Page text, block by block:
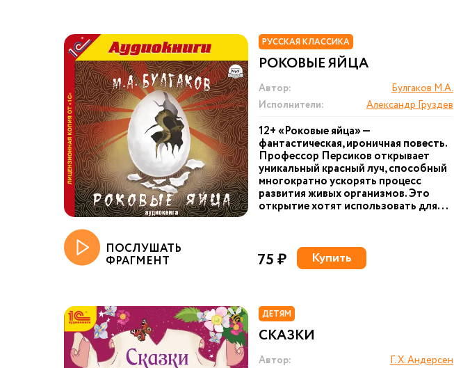
РУССКАЯ КЛАССИКА
РОКОВЫЕ ЯЙЦА
Автор:
Булгаков М.А.
Исполнители:
Александр Груздев
12+ «Роковые яйца» —
фантастическая, ироничная повесть.
Профессор Персиков открывает
уникальный красный луч, способный
многократно ускорять процесс
развития живых организмов. Это
открытие хотят использовать для...
ПОСЛУШАТЬ
ФРАГМЕНТ 75 ₽ Купить
ДЕТЯМ
СКАЗКИ
Автор:
Г. Х. Андерсен